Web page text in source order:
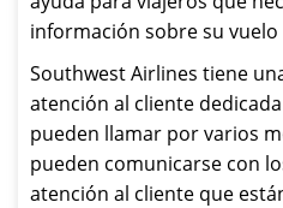
información sobre su
Southwest Airlines tiene
atención al cliente
pueden llamar por varios
pueden comunicarse con
atención al cliente que